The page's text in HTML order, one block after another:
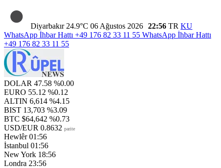
Diyarbakır 24.9°C 06 Ağustos 2026 22:56 TR KU
WhatsApp İhbar Hattı +49 176 82 33 11 55 WhatsApp İhbar Hattı
+49 176 82 33 11 55
DOLAR 47.58 %0.00
EURO 55.12 %0.12
ALTIN 6,614 %4.15
BIST 13,703 %3.09
BTC $64,642 %0.73
USD/EUR 0.8632 parite
Hewlêr 01:56
İstanbul 01:56
New York 18:56
Londra 23:56